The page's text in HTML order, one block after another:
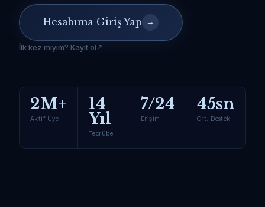
Hesabıma Giriş Yap →
İlk kez miyim? Kayıt ol
2M+
Aktif Üye
14
Yıl
Tecrübe
7/24
Erişim
45sn
Ort. Destek